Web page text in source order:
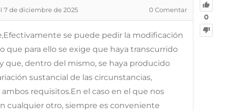
0
7 de diciembre de 2025 0 Comentar
se puede pedir la modificación
que para ello se exige que haya transcurrido
que, dentro del mismo, se haya producido
sustancial de las circunstancias,
requisitos.En el caso en el que nos
cualquier otro, siempre es conveniente